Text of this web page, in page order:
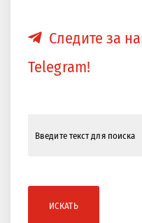
Следите за
Telegram!
ИСКАТЬ